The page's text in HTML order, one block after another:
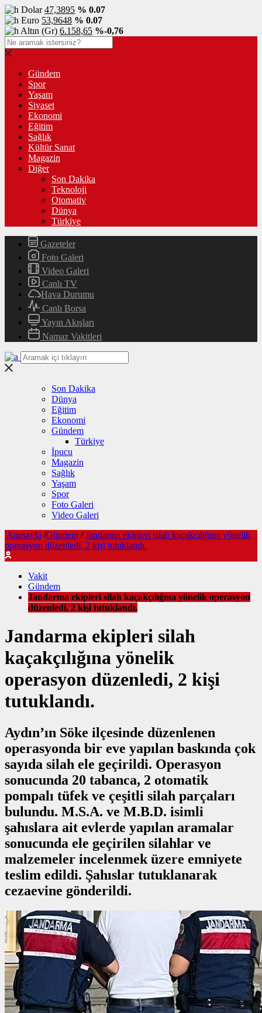
Dolar47,3895 % 0.07
Euro 53,9648 % 0.07
Altın (Gr) 6.158,65 %-0,76
Gündem
Spor
Yaşam
Siyaset
Ekonomi
Eğitim
Sağlık
Kültür Sanat
Magazin
Diğer
Son Dakika
Teknoloji
Otomativ
Dünya
Türkiye
Gazeteler
Foto Galeri
Video Galeri
Canlı TV
Hava Durumu
Canlı Borsa
Yayın Akışları
Namaz Vakitleri
Son Dakika
Dünya
Eğitim
Ekonomi
Gündem
Türkiye
İpucu
Magazin
Sağlık
Yaşam
Spor
Foto Galeri
Video Galeri
Anasayfa /Gündem / Jandarma ekipleri silah kaçakçılığına yönelik
operasyon düzenledi, 2 kişi tutuklandı.
Vakit
Gündem
Jandarma ekipleri silah kaçakçılığına yönelik operasyon
düzenledi, 2 kişi tutuklandı.
Jandarma ekipleri silah
kaçakçılığına yönelik
operasyon düzenledi, 2 kişi
tutuklandı.
Aydın’ın Söke ilçesinde düzenlenen
operasyonda bir eve yapılan baskında çok
sayıda silah ele geçirildi. Operasyon
sonucunda 20 tabanca, 2 otomatik
pompalı tüfek ve çeşitli silah parçaları
bulundu. M.S.A. ve M.B.D. isimli
şahıslara ait evlerde yapılan aramalar
sonucunda ele geçirilen silahlar ve
malzemeler incelenmek üzere emniyete
teslim edildi. Şahıslar tutuklanarak
cezaevine gönderildi.